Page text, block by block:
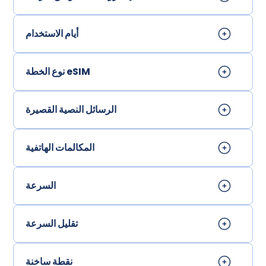
أيام الاستخدام
نوع الخطة eSIM
الرسائل النصية القصيرة
المكالمات الهاتفية
السرعة
تقليل السرعة
نقطة ساخنة